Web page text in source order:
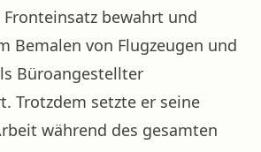
bewahrt und
Bemalen von Flugzeugen und
Büroangestellter
Trotzdem setzte er seine
während des gesamten